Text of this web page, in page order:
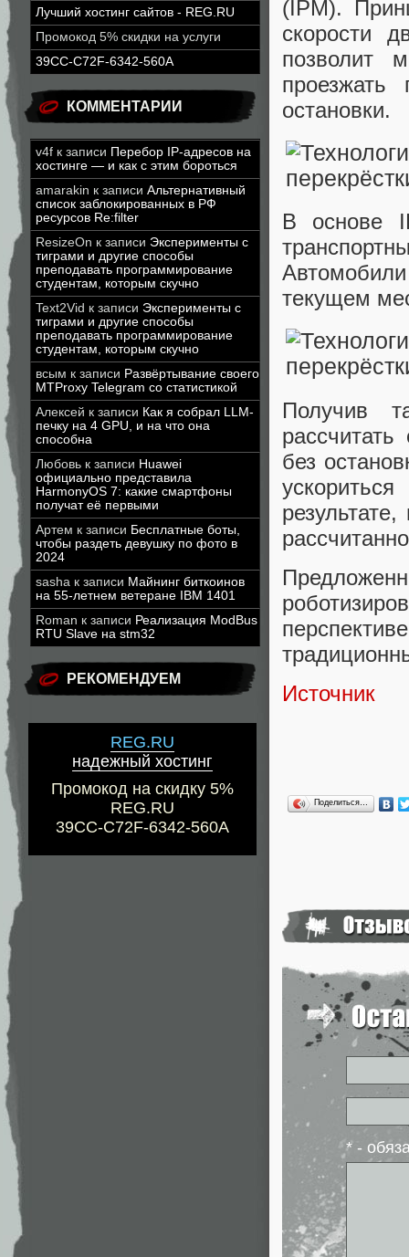
Лучший хостинг сайтов - REG.RU
Промокод 5% скидки на услуги
39CC-C72F-6342-560A
КОММЕНТАРИИ
v4f к записи Перебор IP-адресов на
хостинге — и как с этим бороться
amarakin к записи Альтернативный
список заблокированных в РФ
ресурсов Re:filter
ResizeOn к записи Эксперименты с
тиграми и другие способы
преподавать программирование
студентам, которым скучно
Text2Vid к записи Эксперименты с
тиграми и другие способы
преподавать программирование
студентам, которым скучно
всым к записи Развёртывание своего
MTProxy Telegram со статистикой
Алексей к записи Как я собрал LLM-
печку на 4 GPU, и на что она
способна
Любовь к записи Huawei
официально представила
HarmonyOS 7: какие смартфоны
получат её первыми
Артем к записи Бесплатные боты,
чтобы раздеть девушку по фото в
2024
sasha к записи Майнинг биткоинов
на 55-летнем ветеране IBM 1401
Roman к записи Реализация ModBus
RTU Slave на stm32
РЕКОМЕНДУЕМ
REG.RU
надежный хостинг
Промокод на скидку 5%
REG.RU
39CC-C72F-6342-560A
(IPM).
скорости
позволит
проезжать
остановки.
В основе
текущем
Получив
без
Источник
Поделиться…
* -